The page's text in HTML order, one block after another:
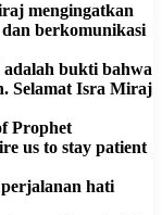
mengingatkan
berkomunikasi
bukti bahwa
Selamat Isra Miraj
Prophet
us to stay patient
hati